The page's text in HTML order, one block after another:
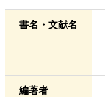
書名・文献名
編著者